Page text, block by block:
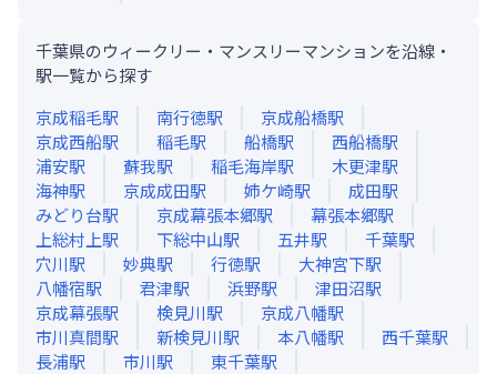
千葉県のウィークリー・マンスリーマンションを沿線・
駅一覧から探す
京成稲毛駅 南行徳駅 京成船橋駅
京成西船駅 稲毛駅 船橋駅 西船橋駅
浦安駅 蘇我駅 稲毛海岸駅 木更津駅
海神駅 京成成田駅 姉ケ崎駅 成田駅
みどり台駅 京成幕張本郷駅 幕張本郷駅
上総村上駅 下総中山駅 五井駅 千葉駅
穴川駅 妙典駅 行徳駅 大神宮下駅
八幡宿駅 君津駅 浜野駅 津田沼駅
京成幕張駅 検見川駅 京成八幡駅
市川真間駅 新検見川駅 本八幡駅 西千葉駅
長浦駅 市川駅 東千葉駅